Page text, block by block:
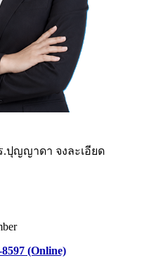
ปุญญาดา จงละเอียด
(Online)